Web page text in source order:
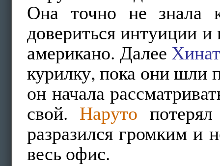
Она точно не знала
довериться интуиции и
американо. Далее
курилку, пока они шли
он начала
свой. Наруто
разразился громким и
весь офис.